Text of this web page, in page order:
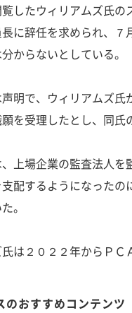
したウィリアムズ氏
に辞任を求められ、
からないとしている。
声明で、ウィリアムズ
を受理したとし、同氏
、上場企業の監査法人
配するようになった
。
は２０２２年からＰＣ
のおすすめコンテンツ